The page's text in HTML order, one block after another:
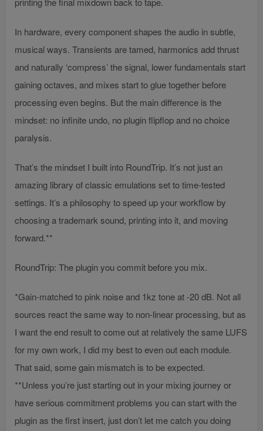
In hardware, every component shapes the audio in subtle,
musical ways. Transients are tamed, harmonics add thrust
and naturally ‘compress’ the signal, lower fundamentals start
gaining octaves, and mixes start to glue together before
processing even begins. But the main difference is the
mindset: no infinite undo, no plugin flipflop and no choice
paralysis.
That’s the mindset I built into RoundTrip. It’s not just an
amazing library of classic emulations set to time-tested
settings. It’s a philosophy to speed up your workflow by
choosing a trademark sound, printing into it, and moving
forward.**
RoundTrip: The plugin you commit before you mix.
*Gain-matched to pink noise and 1kz tone at -20 dB. Not all
sources react the same way to non-linear processing, but as
I want the end result to come out at relatively the same LUFS
for my own work, I did my best to even out each module.
That said, some gain mismatch is to be expected.
**Unless you’re just starting out in your mixing journey or
have serious commitment problems you can start with the
plugin as the first insert, just don’t let me catch you doing